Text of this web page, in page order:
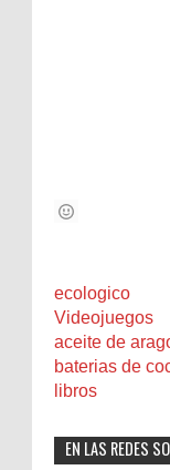
ecologico
Videojuegos
aceite de
baterias de
libros
EN LAS REDES